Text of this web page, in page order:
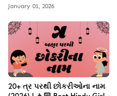
January 01, 2026
20+ ત્ર પરથી છોકરીઓના નામ